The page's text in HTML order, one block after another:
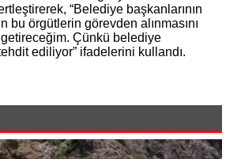
“Belediye başkanlarının
bu örgütlerin görevden alınmasını
Çünkü belediye
ediliyor” ifadelerini kullandı.